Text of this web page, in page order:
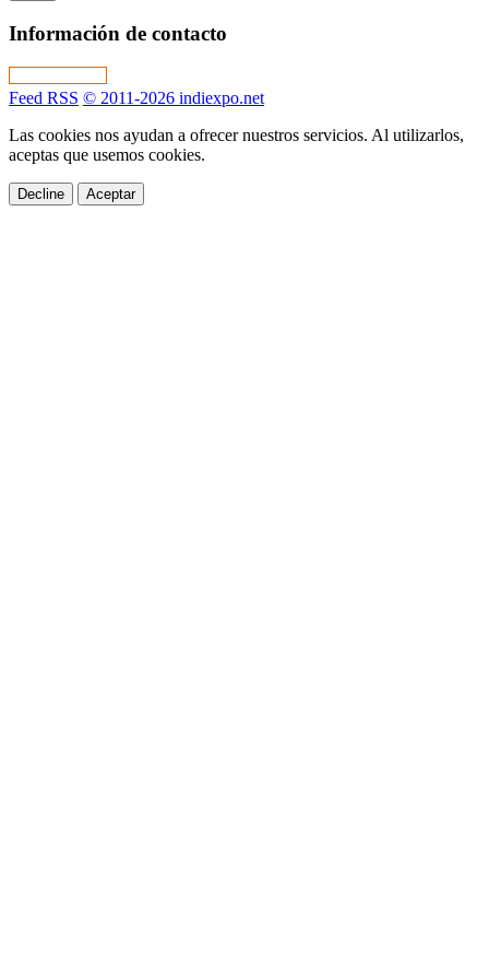
Información de contacto
Feed RSS © 2011-2026 indiexpo.net
Las cookies nos ayudan a ofrecer nuestros servicios. Al utilizarlos,
aceptas que usemos cookies.
Decline Aceptar